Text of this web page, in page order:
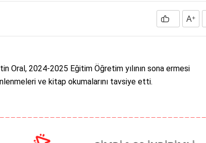
A+
Oral, 2024-2025 Eğitim Öğretim yılının sona ermesi
ve kitap okumalarını tavsiye etti.